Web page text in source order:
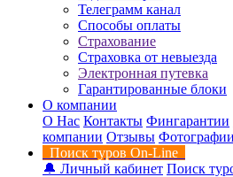
Телеграмм канал
Способы оплаты
Страхование
Страховка от невыезда
Электронная путевка
Гарантированные блоки
О компании
О Нас Контакты Фингарантии
компании Отзывы
Поиск туров On-Line
🔔 Личный кабинет Поиск